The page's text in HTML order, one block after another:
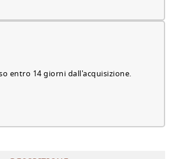
entro 14 giorni dall'acquisizione.